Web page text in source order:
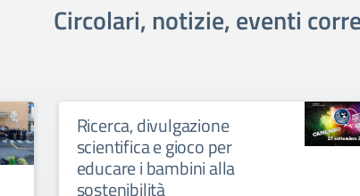
Circolari, notizie, eventi
Ricerca, divulgazione
scientifica e gioco per
educare i bambini alla
sostenibilità